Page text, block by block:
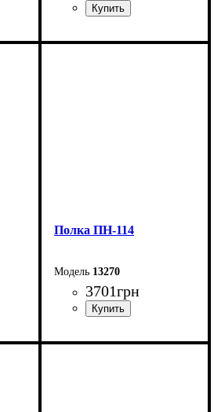
Ширина: 120 см
Полка ПН-114
13270
3701грн
Ширина: 135 см